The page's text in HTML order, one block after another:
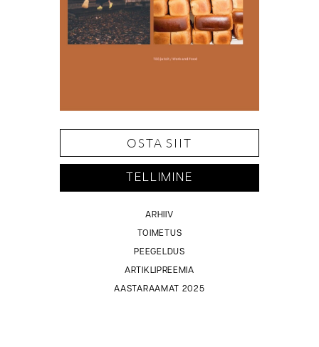
OSTA SIIT
TELLIMINE
ARHIIV
TOIMETUS
PEEGELDUS
ARTIKLIPREEMIA
AASTARAAMAT 2025